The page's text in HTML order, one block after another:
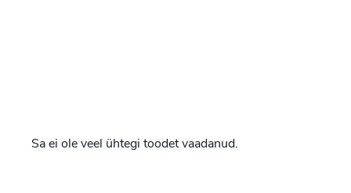
Sa ei ole veel ühtegi toodet vaadanud.